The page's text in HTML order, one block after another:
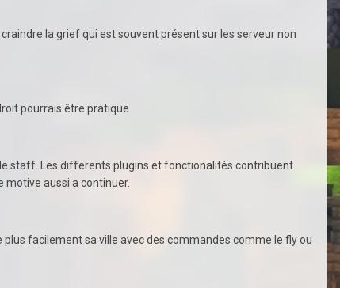
la grief qui est souvent présent sur les serveur non
pourrais être pratique
staff. Les differents plugins et fonctionalités contribuent
motive aussi a continuer.
facilement sa ville avec des commandes comme le fly ou